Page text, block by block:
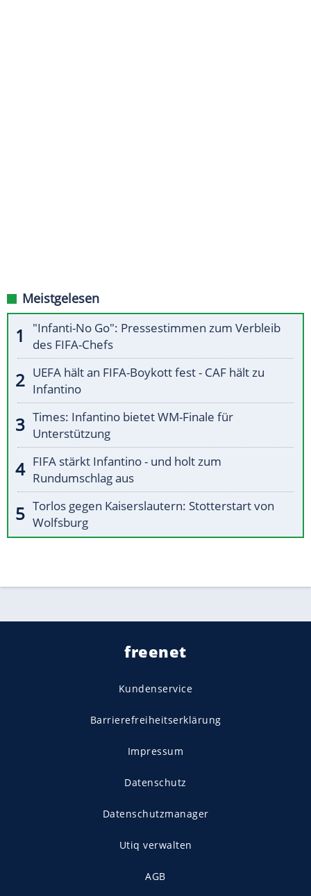
Meistgelesen
"Infanti-No Go": Pressestimmen zum Verbleib
des FIFA-Chefs
UEFA hält an FIFA-Boykott fest - CAF hält zu
Infantino
Times: Infantino bietet WM-Finale für
Unterstützung
FIFA stärkt Infantino - und holt zum
Rundumschlag aus
Torlos gegen Kaiserslautern: Stotterstart von
Wolfsburg
freenet
Kundenservice
Barrierefreiheitserklärung
Impressum
Datenschutz
Datenschutzmanager
Utiq verwalten
AGB